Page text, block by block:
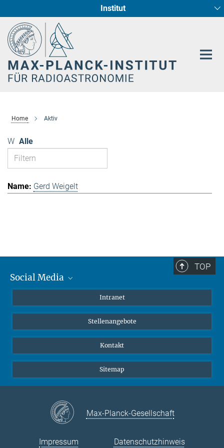
Institut
Radioastronomische Fundamentalphysik
Sternentstehung und Galaxienentwicklung
Home Aktiv
W Alle
Gerd Weigelt
TOP
Social Media
Instagram
LinkedIn
Intranet
Stellenangebote
Kontakt
Sitemap
Max-Planck-Gesellschaft
Impressum Datenschutzhinweis